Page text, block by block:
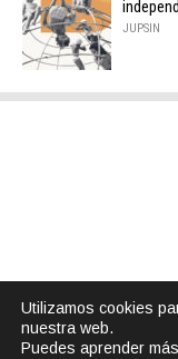
JUPSIN
Utilizamos cookies
nuestra web.
Puedes aprender